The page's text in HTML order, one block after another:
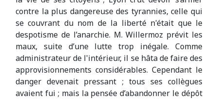
contre la plus dangereuse des tyrannies, celle qui
se couvrant du nom de la liberté n'était que le
despotisme de l’anarchie. M. Willermoz prévit les
maux, suite d’une lutte trop inégale. Comme
administrateur de l'intérieur, il se hâta de faire des
approvisionnements considérables. Cependant le
danger devenait pressant ; tous ses collègues
avaient fui ; mais la pensée d’abandonner le dépôt